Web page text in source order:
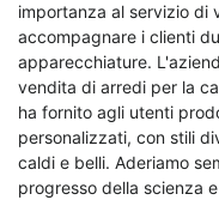
importanza al servizio di
accompagnare i clienti
apparecchiature.
vendita di arredi per la
ha fornito agli utenti
personalizzati, con stili
caldi e belli. Aderiamo
progresso della scienza